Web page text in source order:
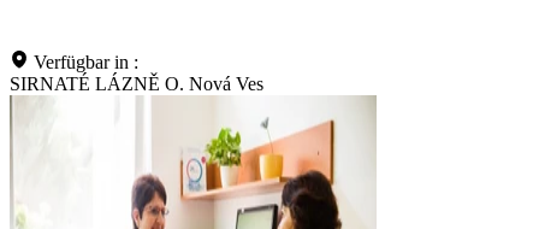
Verfügbar in :
SIRNATÉ LÁZNĚ O. Nová Ves